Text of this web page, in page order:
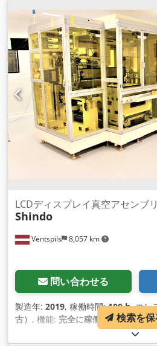
Ventspils 8,057 km
LCDディスプレイ真空アセンブ
Shindo
問い合わせる
製造年: 2019, 稼働時間:100 h, コン
古） , 機能: 完全に稼働しています,
検索を